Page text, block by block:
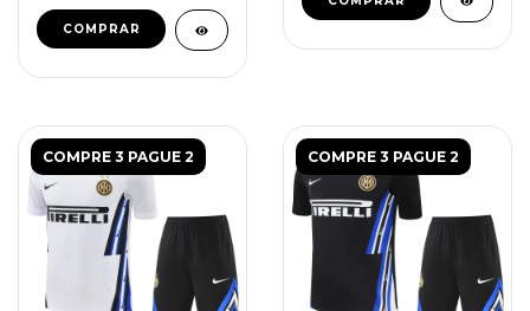
COMPRAR
COMPRE 3 PAGUE 2 COMPRE 3 PAGUE 2